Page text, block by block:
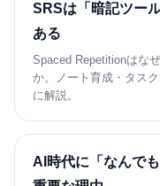
SRSは「暗記ツー
ある
Spaced Repetitionはな
か。ノート育成・タス
に解説。
AI時代に「なんで